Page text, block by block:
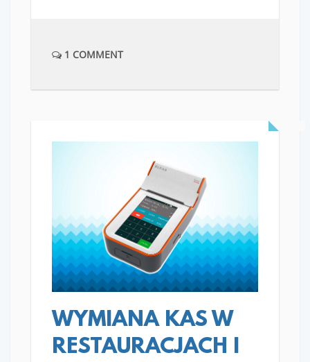
1 COMMENT
READ MORE
WYMIANA KAS W
RESTAURACJACH I